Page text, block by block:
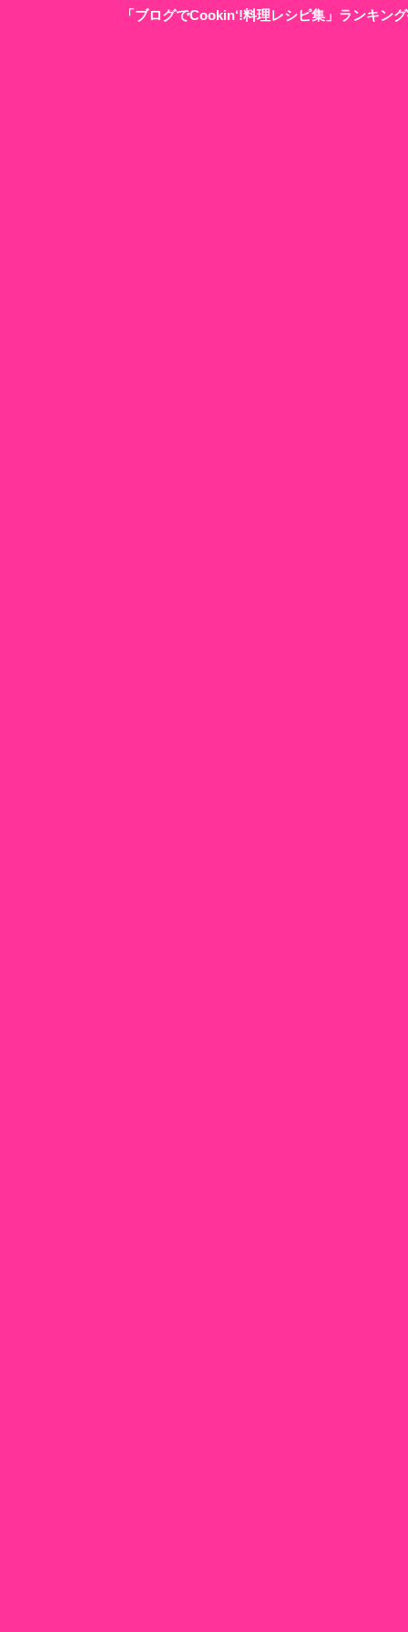
「ブログでCookin‘!料理レシピ集」ランキン